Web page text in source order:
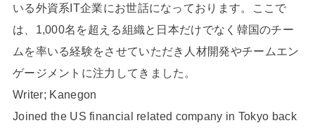
いる外資系IT企業にお世話になっております。ここで
は、1,000名を超える組織と日本だけでなく韓国のチー
ムを率いる経験をさせていただき人材開発やチームエン
ゲージメントに注力してきました。
Writer; Kanegon
Joined the US financial related company in Tokyo back